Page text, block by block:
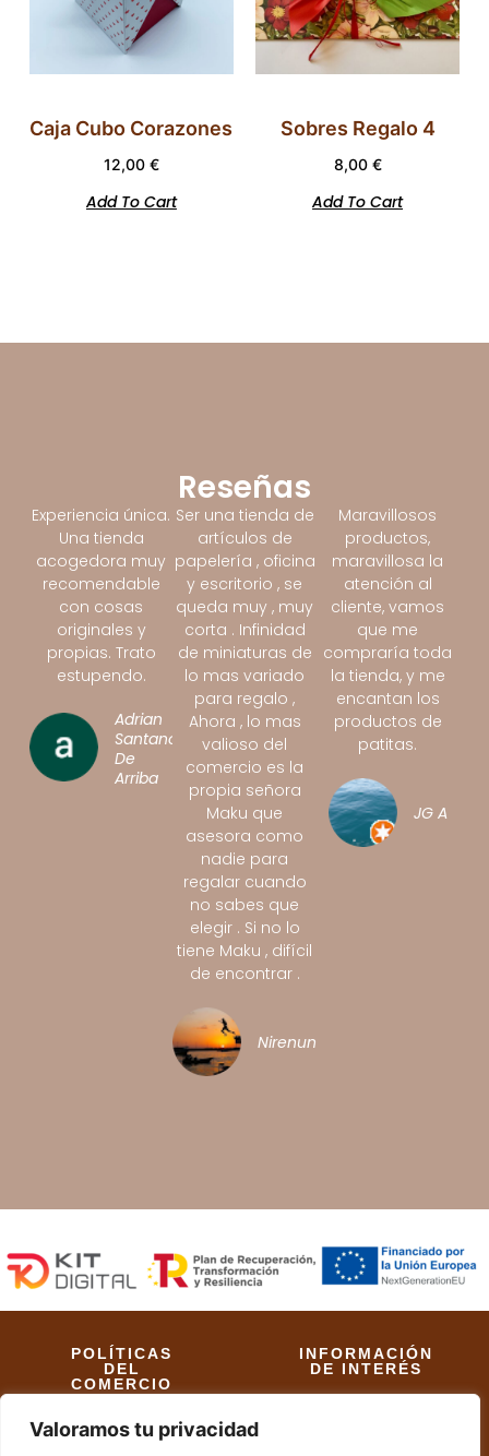
Valoramos tu privacidad
Caja Cubo Corazones
12,00 €
Add To Cart
Sobres Regalo 4
8,00 €
Add To Cart
Reseñas
Experiencia única.
Una tienda
acogedora muy
recomendable
con cosas
originales y
propias. Trato
estupendo.
Adrian
Santano
De
Arriba
Ser una tienda de
artículos de
papelería , oficina
y escritorio , se
queda muy , muy
corta . Infinidad
de miniaturas de
lo mas variado
para regalo ,
Ahora , lo mas
valioso del
comercio es la
propia señora
Maku que
asesora como
nadie para
regalar cuando
no sabes que
elegir . Si no lo
tiene Maku , difícil
de encontrar .
Nirenunutsi
Maravillosos
productos,
maravillosa la
atención al
cliente, vamos
que me
compraría toda
la tienda, y me
encantan los
productos de
patitas.
JG A
POLÍTICAS
DEL
COMERCIO
Políticas de Envío
INFORMACIÓN
DE INTERÉS